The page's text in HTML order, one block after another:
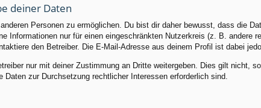
deiner Daten
Personen zu ermöglichen. Du bist dir daher bewusst, dass die
Informationen nur für einen eingeschränkten Nutzerkreis (z. B.
den Betreiber. Die E-Mail-Adresse aus deinem Profil ist dabei
nur mit deiner Zustimmung an Dritte weitergeben. Dies gilt nicht,
zur Durchsetzung rechtlicher Interessen erforderlich sind.